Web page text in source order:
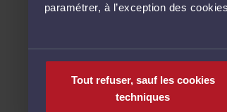
paramétrer, à l’exception des
Tout refuser, sauf les cookies
techniques